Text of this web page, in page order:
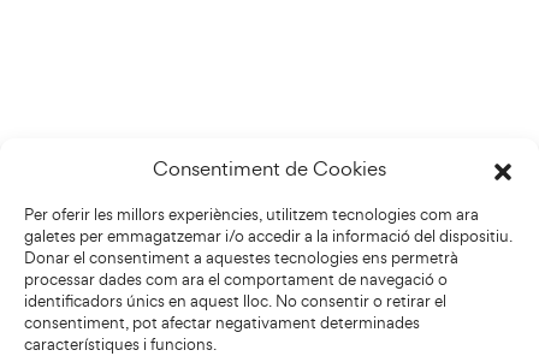
Consentiment de Cookies
Per oferir les millors experiències, utilitzem tecnologies com ara
galetes per emmagatzemar i/o accedir a la informació del dispositiu.
Donar el consentiment a aquestes tecnologies ens permetrà
processar dades com ara el comportament de navegació o
identificadors únics en aquest lloc. No consentir o retirar el
consentiment, pot afectar negativament determinades
característiques i funcions.